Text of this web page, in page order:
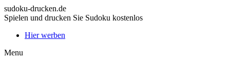
sudoku-drucken.de
Spielen und drucken Sie Sudoku kostenlos
Hier werben
Menu